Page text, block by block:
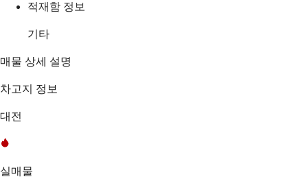
적재함 정보
기타
매물 상세 설명
차고지 정보
대전
실매물